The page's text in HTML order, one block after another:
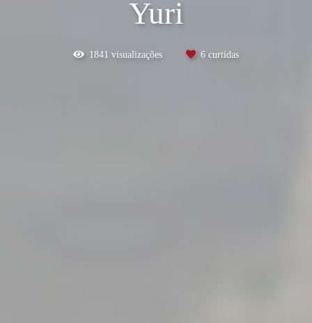
Yuri
1841 visualizações 6 curtidas